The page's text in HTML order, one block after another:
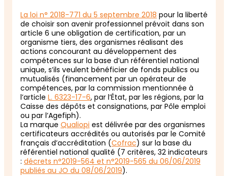
La loi n° 2018-771 du 5 septembre 2018 pour la liberté
de choisir son avenir professionnel prévoit dans son
article 6 une obligation de certification, par un
organisme tiers, des organismes réalisant des
actions concourant au développement des
compétences sur la base d’un référentiel national
unique, s’ils veulent bénéficier de fonds publics ou
mutualisés (financement par un opérateur de
compétences, par la commission mentionnée à
l’article L. 6323-17-6, par l’État, par les régions, par la
Caisse des dépôts et consignations, par Pôle emploi
ou par l’Agefiph).
La marque Qualiopi est délivrée par des organismes
certificateurs accrédités ou autorisés par le Comité
français d’accréditation (Cofrac) sur la base du
référentiel national qualité (7 critères, 32 indicateurs
: décrets n°2019-564 et n°2019-565 du 06/06/2019
publiés au JO du 08/06/2019).